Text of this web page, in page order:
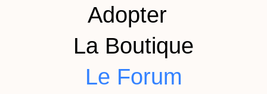
Adopter
La Boutique
Le Forum